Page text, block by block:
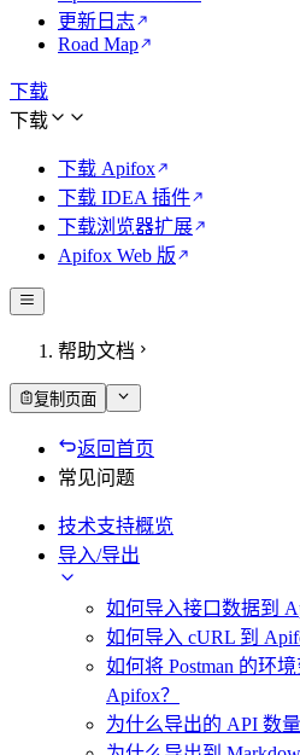
更新日志
Road Map
下载
下载
下载 Apifox
下载 IDEA 插件
下载浏览器扩展
Apifox Web 版
帮助文档
复制页面
返回首页
常见问题
技术支持概览
导入/导出
如何导入接口数据到
如何导入 cURL 到
如何将 Postman 的环
Apifox？
为什么导出的 API 数量